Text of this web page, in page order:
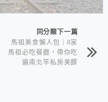
同分類下一篇
馬祖美食懶人包｜8家
馬祖必吃餐廳，帶你吃
遍南北竿私房美饌